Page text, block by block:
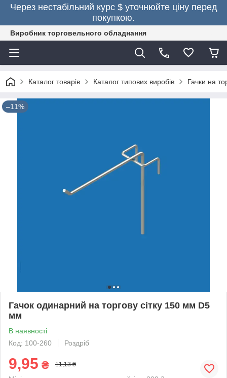
Через нестабільний курс $ уточнюйте ціну перед
покупкою.
Виробник торговельного обладнання
Каталог товарів Каталог типових виробів Гачки на
–11%
Гачок одинарний на торгову сітку 150 мм D5
мм
В наявності
Код: 100-260
Роздріб
9,95 ₴ 11,13 ₴